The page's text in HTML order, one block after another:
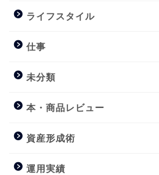
ライフスタイル
仕事
未分類
本・商品レビュー
資産形成術
運用実績